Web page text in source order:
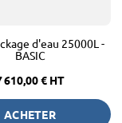
d'eau 25000L -
BASIC
610,00 € HT
ACHETER